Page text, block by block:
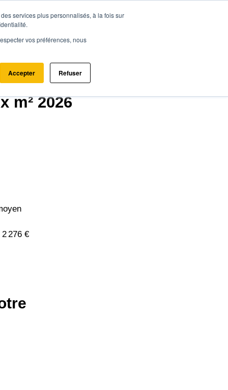
services plus personnalisés, à la fois sur
vos préférences, nous
Accepter Refuser
m² 2026
276 €